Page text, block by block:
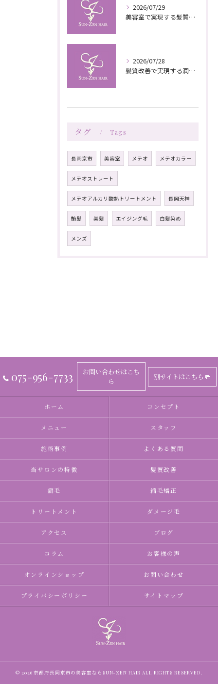
2026/07/29
美容室で実現する髪質改善の栄養補給技術
2026/07/28
髪質改善で実現する潤いと栄養のある美髪ケア
タグ Tags
長岡京市 美容室 メテオ メテオカラー
メテオストレート
メテオアルカリ酸熱トリートメント 長岡天神
艶髪 美髪 エイジング毛 白髪染め
メンズ
075-956-7733
お問い合わせはこち
ら
別サイトはこちら
ホーム コンセプト
メニュー スタッフ
施術事例 よくある質問
当サロンの特徴 髪質改善
癖毛 縮毛矯正
トリートメント ダメージ毛
アクセス ブログ
コラム お客様の声
オンラインショップ お問い合わせ
プライバシーポリシー サイトマップ
© 2026 京都府長岡京市の美容室ならSUN-ZEN HAIR ALL RIGHTS RESERVED.